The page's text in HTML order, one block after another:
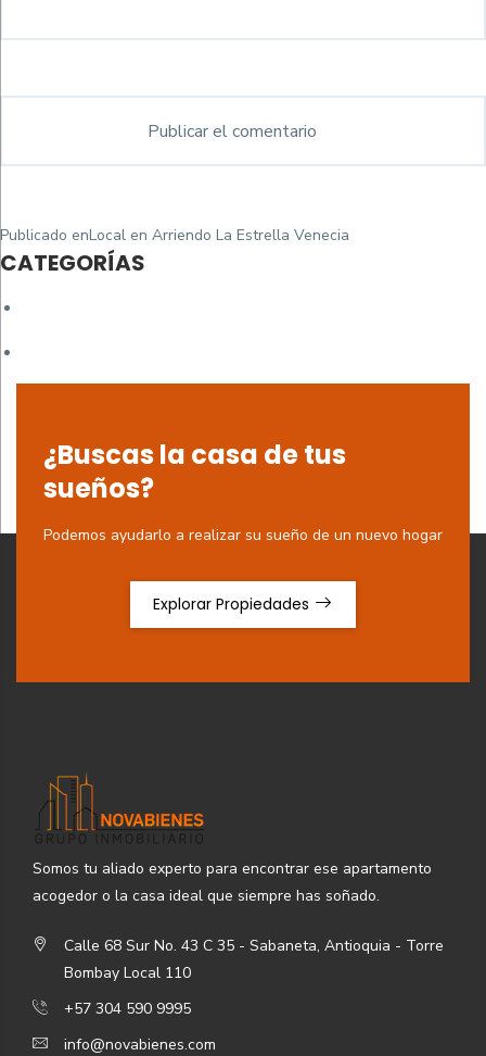
Navegación
de
Publicado enLocal en Arriendo La Estrella Venecia
CATEGORÍAS
¿Buscas la casa de tus
sueños?
Podemos ayudarlo a realizar su sueño de un nuevo hogar
Explorar Propiedades
Somos tu aliado experto para encontrar ese apartamento
acogedor o la casa ideal que siempre has soñado.
Calle 68 Sur No. 43 C 35 - Sabaneta, Antioquia - Torre
Bombay Local 110
+57 304 590 9995
info@novabienes.com